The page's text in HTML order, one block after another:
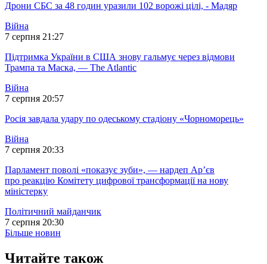
Дрони СБС за 48 годин уразили 102 ворожі цілі, - Мадяр
Війна
7 серпня 21:27
Підтримка України в США знову гальмує через відмови
Трампа та Маска, — The Atlantic
Війна
7 серпня 20:57
Росія завдала удару по одеському стадіону «Чорноморець»
Війна
7 серпня 20:33
Парламент поволі «показує зуби», — нардеп Ар’єв
про реакцію Комітету цифрової трансформації на нову
міністерку
Політичний майданчик
7 серпня 20:30
Більше новин
Читайте також